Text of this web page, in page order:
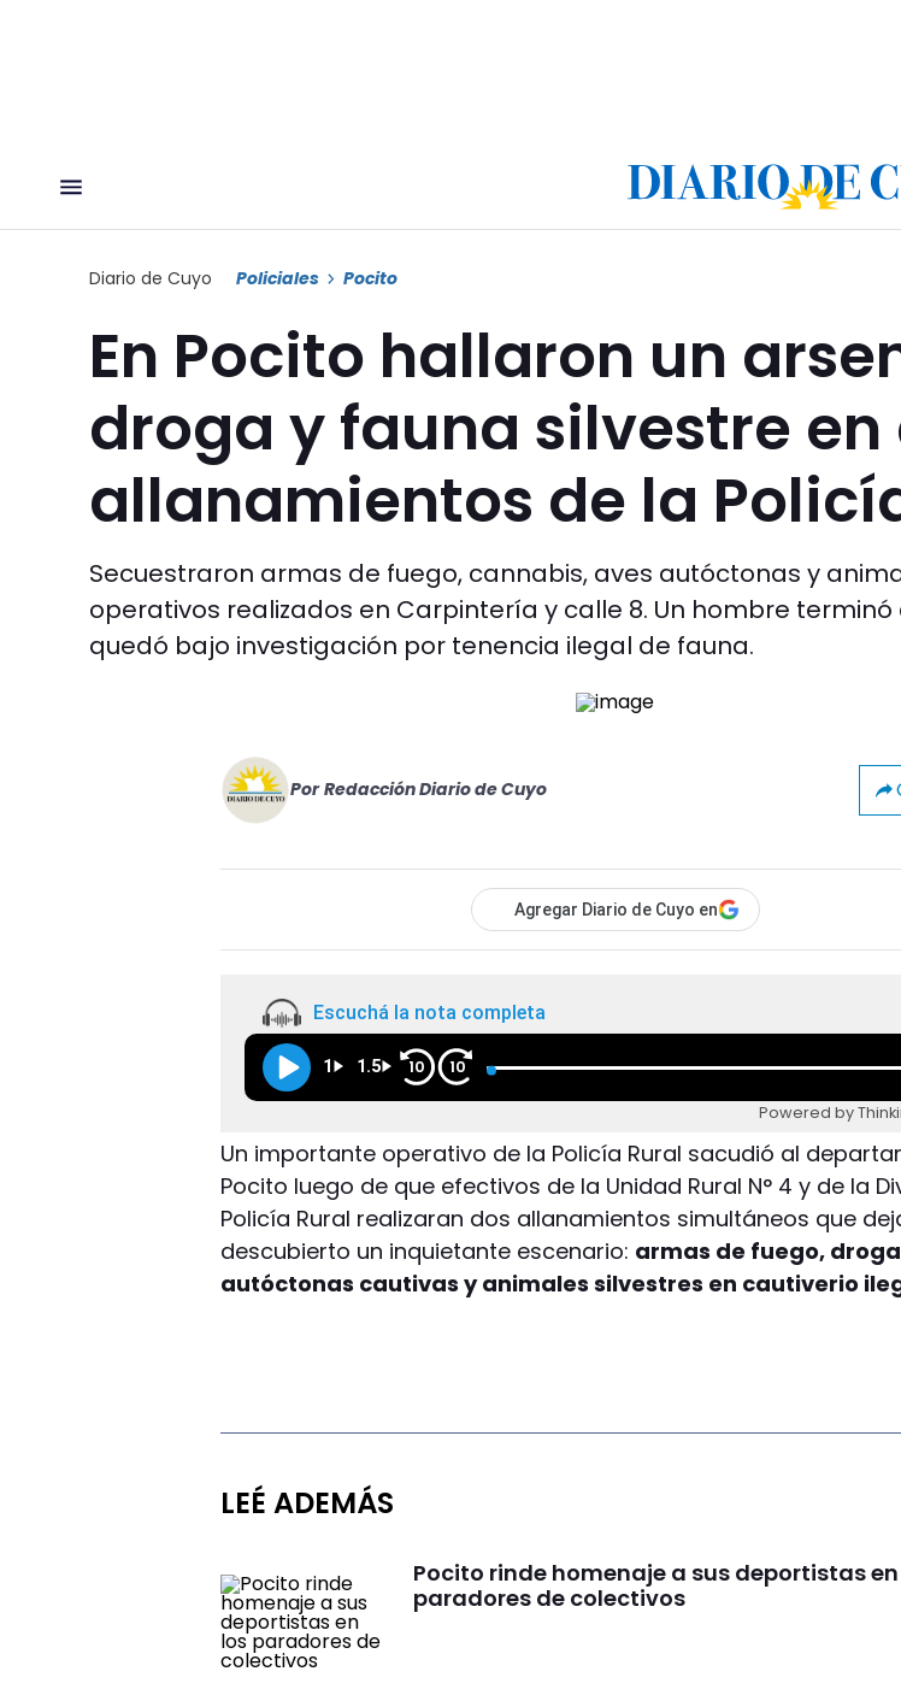
Diario de Cuyo Policiales Pocito
En Pocito hallaron un
droga y fauna silvestre en
allanamientos de la
Secuestraron armas de fuego, cannabis, aves autóctonas y
operativos realizados en Carpintería y calle 8. Un hombre
quedó bajo investigación por tenencia ilegal de fauna.
Por Redacción Diario de Cuyo
Agregar Diario de Cuyo en
Escuchá la nota completa
1 1.5 10 10
Powered by
Un importante operativo de la Policía Rural sacudió al
Pocito luego de que efectivos de la Unidad Rural N° 4 y de la
Policía Rural realizaran dos allanamientos simultáneos que
descubierto un inquietante escenario: armas de fuego,
autóctonas cautivas y animales silvestres en cautiverio
LEÉ ADEMÁS
Pocito rinde homenaje a sus deportistas
paradores de colectivos